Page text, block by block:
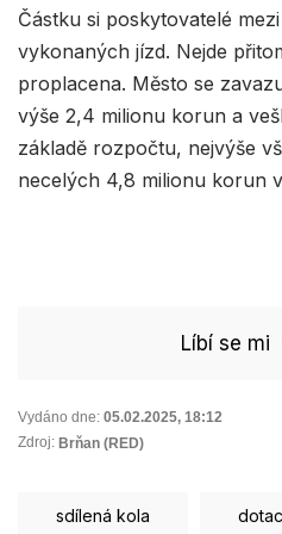
Částku si poskytovatelé
vykonaných jízd. Nejde
proplacena. Město se
výše 2,4 milionu korun a
základě rozpočtu, nejvýše
necelých 4,8 milionu korun
Líbí se mi
Vydáno dne: 05.02.2025, 18:12
Zdroj: Brňan (RED)
sdílená kola